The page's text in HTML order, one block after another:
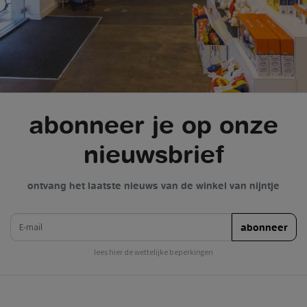
abonneer je op onze
nieuwsbrief
ontvang het laatste nieuws van de winkel van nijntje
abonneer
lees hier de wettelijke beperkingen